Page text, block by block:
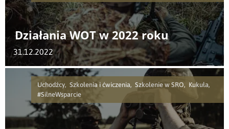
Działania WOT w 2022 roku
31.12.2022
Uchodźcy, Szkolenia i ćwiczenia, Szkolenie w SRO, Kukuła,
#SilneWsparcie